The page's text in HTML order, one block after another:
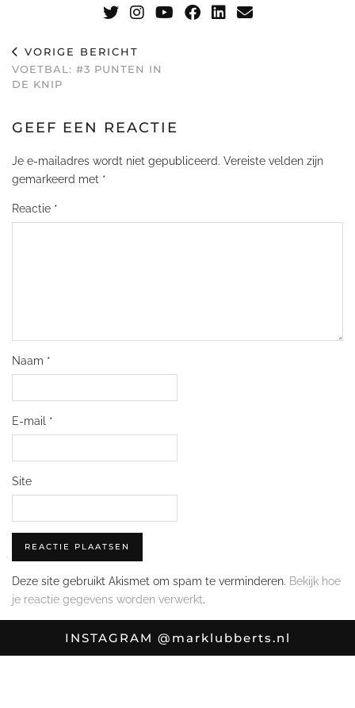
VORIGE BERICHT
VOETBAL: #3 PUNTEN IN
DE KNIP
GEEF EEN REACTIE
Je e-mailadres wordt niet gepubliceerd. Vereiste velden zijn
gemarkeerd met *
Reactie *
Naam *
E-mail *
Site
Deze site gebruikt Akismet om spam te verminderen. Bekijk hoe
je reactie gegevens worden verwerkt.
INSTAGRAM @marklubberts.nl